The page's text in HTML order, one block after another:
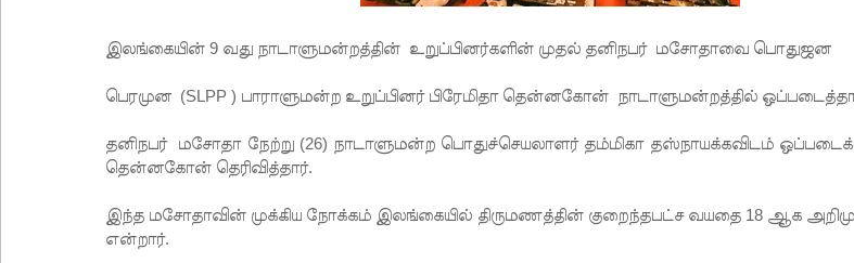
இலங்கையின் 9 வது நாடாளுமன்றத்தின் உறுப்பினர்களின் முதல் தனிநபர் மசோதாவை பொதுஜன
பெரமுன (SLPP ) பாராளுமன்ற உறுப்பினர் பிரேமிதா தென்னகோன் நாடாளுமன்றத்தில்
தனிநபர் மசோதா நேற்று (26) நாடாளுமன்ற பொதுச்செயலாளர் தம்மிகா தஸ்நாயக்கவிடம்
தென்னகோன் தெரிவித்தார்.
இந்த மசோதாவின் முக்கிய நோக்கம் இலங்கையில் திருமணத்தின் குறைந்தபட்ச வயதை 18 ஆக
என்றார்.